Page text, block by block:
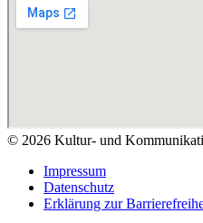
© 2026 Kultur- und
Impressum
Datenschutz
Erklärung zur